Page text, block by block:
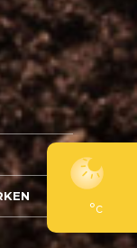
°c